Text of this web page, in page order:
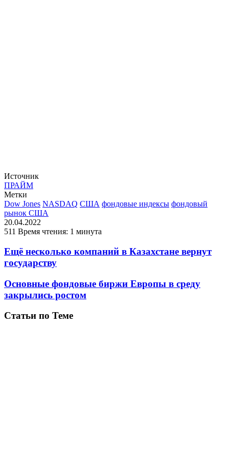
Источник
ПРАЙМ
Метки
Dow Jones NASDAQ США фондовые индексы фондовый
рынок США
20.04.2022
511 Время чтения: 1 минута
Ещё несколько компаний в Казахстане вернут
государству
Основные фондовые биржи Европы в среду
закрылись ростом
Статьи по Теме